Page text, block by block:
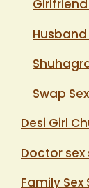
Swap
Desi Girl
Doctor sex
Family Sex